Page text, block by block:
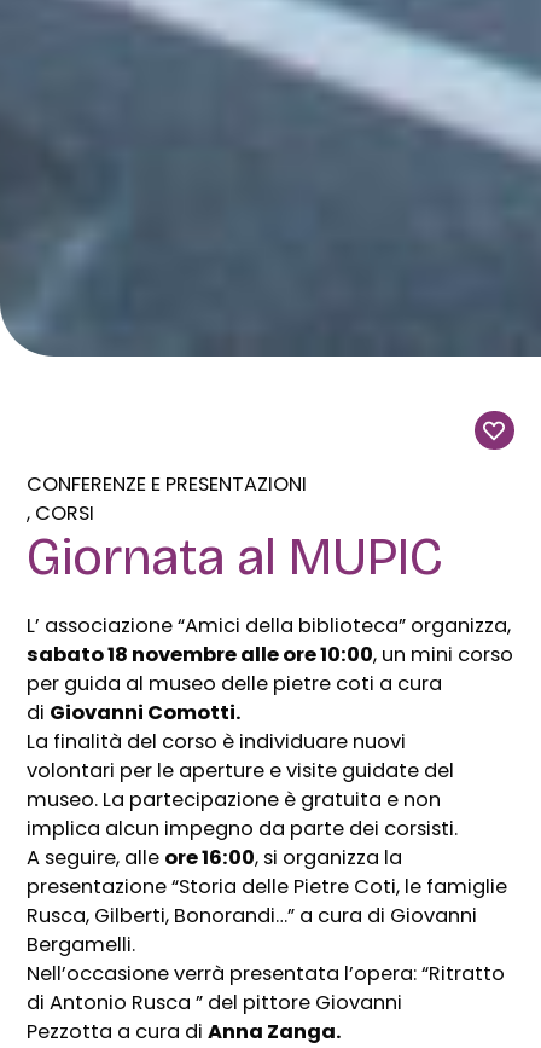
CONFERENZE E PRESENTAZIONI
CORSI
Giornata al MUPIC
L’ associazione “Amici della biblioteca” organizza,
sabato 18 novembre alle ore 10:00, un mini corso
per guida al museo delle pietre coti a cura
di Giovanni Comotti.
La finalità del corso è individuare nuovi
volontari per le aperture e visite guidate del
museo. La partecipazione è gratuita e non
implica alcun impegno da parte dei corsisti.
A seguire, alle ore 16:00, si organizza la
presentazione “Storia delle Pietre Coti, le famiglie
Rusca, Gilberti, Bonorandi…” a cura di Giovanni
Bergamelli.
Nell’occasioneverrà presentata l’opera:“Ritratto
di Antonio Rusca ” del pittore Giovanni
Pezzotta a cura diAnna Zanga.